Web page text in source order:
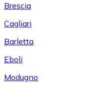
Brescia
Cagliari
Barletta
Eboli
Modugno